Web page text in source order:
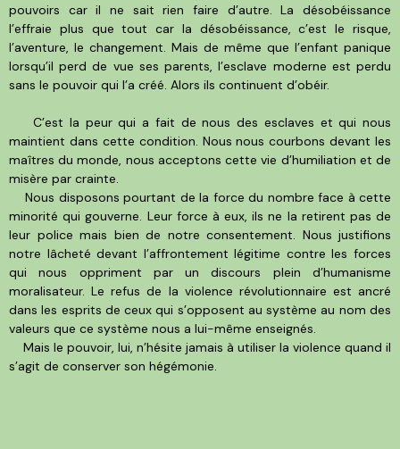
pouvoirs car il ne sait rien faire d’autre. La désobéissance
l’effraie plus que tout car la désobéissance, c’est le risque,
l’aventure, le changement. Mais de même que l’enfant panique
lorsqu’il perd de vue ses parents, l’esclave moderne est perdu
sans le pouvoir qui l’a créé. Alors ils continuent d’obéir.
C’est la peur qui a fait de nous des esclaves et qui nous
maintient dans cette condition. Nous nous courbons devant les
maîtres du monde, nous acceptons cette vie d’humiliation et de
misère par crainte.
Nous disposons pourtant de la force du nombre face à cette
minorité qui gouverne. Leur force à eux, ils ne la retirent pas de
leur police mais bien de notre consentement. Nous justifions
notre lâcheté devant l’affrontement légitime contre les forces
qui nous oppriment par un discours plein d’humanisme
moralisateur. Le refus de la violence révolutionnaire est ancré
dans les esprits de ceux qui s’opposent au système au nom des
valeurs que ce système nous a lui-même enseignés.
Mais le pouvoir, lui, n’hésite jamais à utiliser la violence quand il
s’agit de conserver son hégémonie.